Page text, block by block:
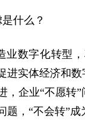
什么？
业数字化转型
进实体经济和
，企业“不愿转
，“不会转”